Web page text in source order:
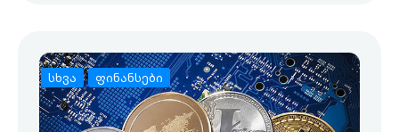
სხვა ფინანსები